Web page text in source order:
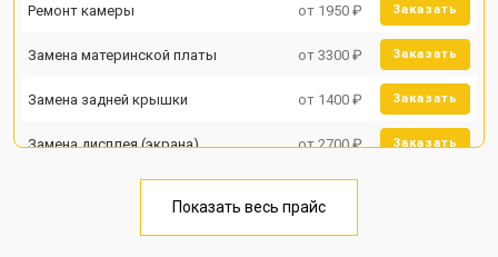
Ремонт камеры от 1950 ₽ Заказать
Замена материнской платы от 3300 ₽ Заказать
Замена задней крышки от 1400 ₽ Заказать
Замена дисплея (экрана) от 2700 ₽ Заказать
Замена кнопки включения от 1750 ₽
Показать весь прайс